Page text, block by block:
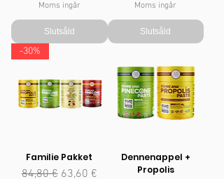
Moms ingår
Slutsåld
Moms ingår
Slutsåld
-30%
Familie Pakket
Ordinarie pris
84,80 € Reapris
63,60 €
Dennenappel +
Propolis